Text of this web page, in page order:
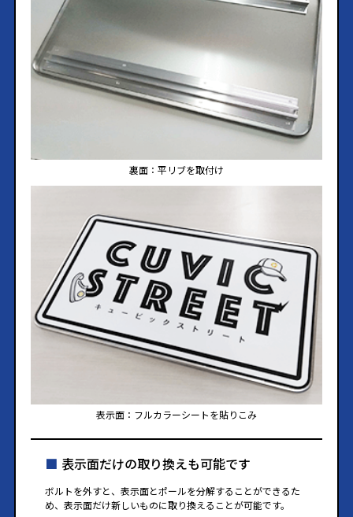
裏面：平リブを取付け
表示面：フルカラーシートを貼りこみ
表示面だけの取り換えも可能です
ボルトを外すと、表示面とポールを分解することができるた
め、表示面だけ新しいものに取り換えることが可能です。